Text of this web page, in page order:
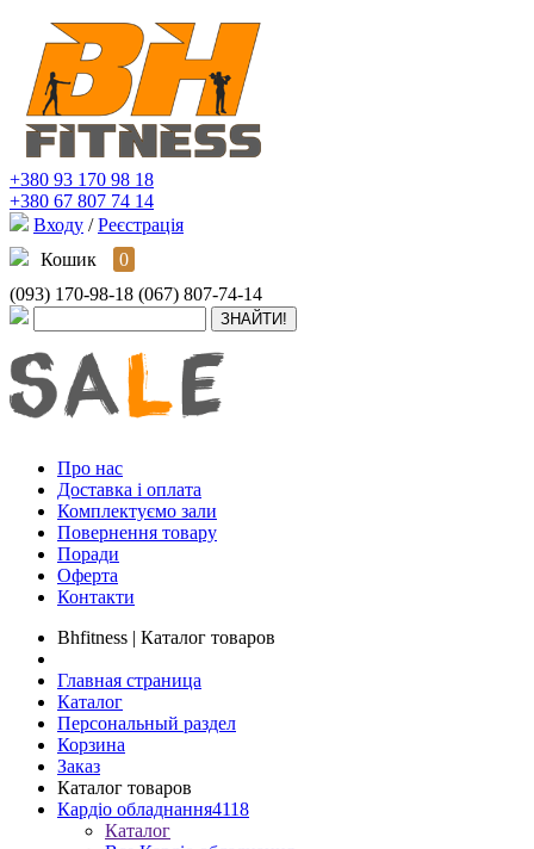
+380 93 170 98 18
+380 67 807 74 14
Входу / Реєстрація
Кошик
0
(093) 170-98-18 (067) 807-74-14
Про нас
Доставка і оплата
Комплектуємо зали
Повернення товару
Поради
Оферта
Контакти
Bhfitness | Каталог товаров
Главная страница
Каталог
Персональный раздел
Корзина
Заказ
Каталог товаров
Кардіо обладнання4118
Каталог